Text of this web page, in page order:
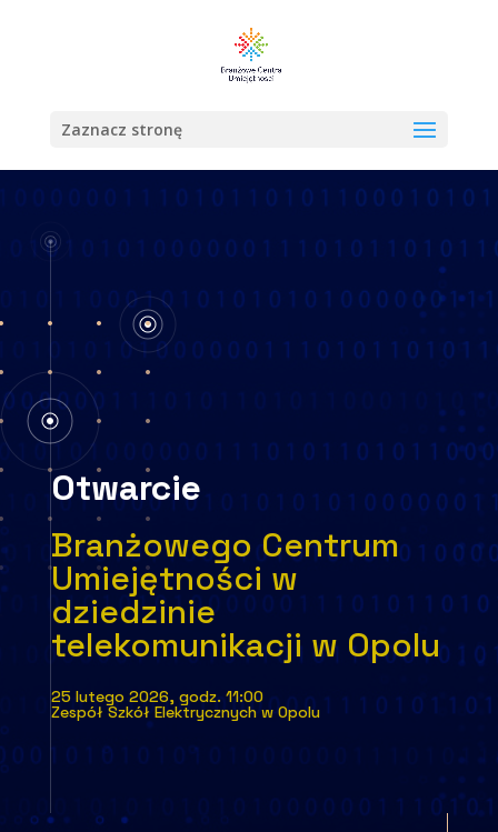
Zaznacz stronę
Otwarcie
Branżowego Centrum
Umiejętności w
dziedzinie
telekomunikacji w Opolu
25 lutego 2026, godz. 11:00
Zespół Szkół Elektrycznych w Opolu